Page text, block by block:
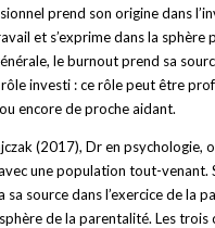
prend son origine dans
et s’exprime dans la sphère
le burnout prend sa
investi : ce rôle peut être
encore de proche aidant.
(2017), Dr en psychologie,
une population tout-venant.
source dans l’exercice de la
de la parentalité. Les trois